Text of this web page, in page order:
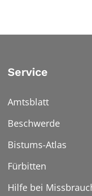
Service
Amtsblatt
Beschwerde
Bistums-Atlas
Fürbitten
Hilfe bei